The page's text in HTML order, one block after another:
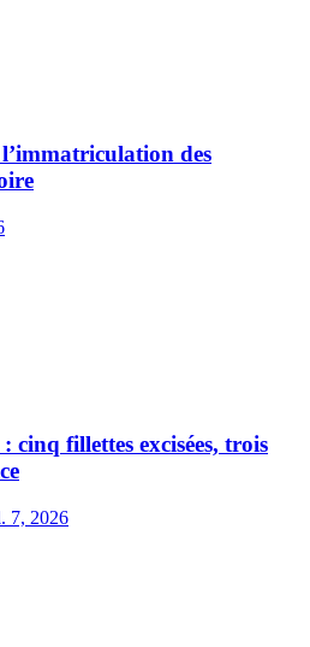
des
cinq fillettes excisées, trois
7, 2026